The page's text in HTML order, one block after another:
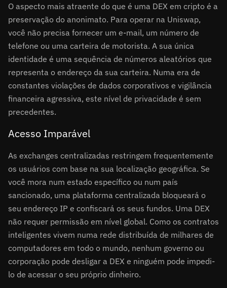
O aspecto mais atraente do que é uma DEX em cripto é a
preservação do anonimato. Para operar na Uniswap,
você não precisa fornecer um e-mail, um número de
telefone ou uma carteira de motorista. A sua única
identidade é uma sequência de números aleatórios que
representa o endereço da sua carteira. Numa era de
constantes violações de dados corporativos e vigilância
financeira agressiva, este nível de privacidade é sem
precedentes.
Acesso Imparável
As exchanges centralizadas restringem frequentemente
os usuários com base na sua localização geográfica. Se
você mora num estado específico ou num país
sancionado, uma plataforma centralizada bloqueará o
seu endereço IP e confiscará os seus fundos. Uma DEX
não requer permissão em nível global. Como os contratos
inteligentes vivem numa rede distribuída de milhares de
computadores em todo o mundo, nenhum governo ou
corporação pode desligar a DEX e ninguém pode impedi-
lo de acessar o seu próprio dinheiro.